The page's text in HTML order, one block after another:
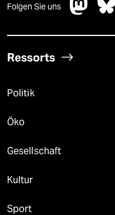
Folgen Sie uns
Ressorts
Politik
Öko
Gesellschaft
Kultur
Sport